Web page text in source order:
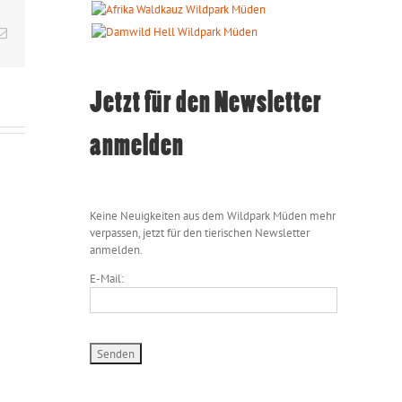
E-
Jetzt für den Newsletter
anmelden
Keine Neuigkeiten aus dem Wildpark Müden mehr
verpassen, jetzt für den tierischen Newsletter
anmelden.
E-Mail: